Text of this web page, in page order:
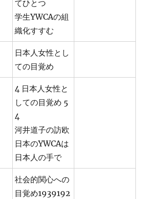
てひとつ
学生YWCAの組
織化すすむ
日本人女性とし
ての目覚め
4 日本人女性と
しての目覚め 5
4
河井道子の訪欧
日本のYWCAは
日本人の手で
社会的関心への
目覚め1939192